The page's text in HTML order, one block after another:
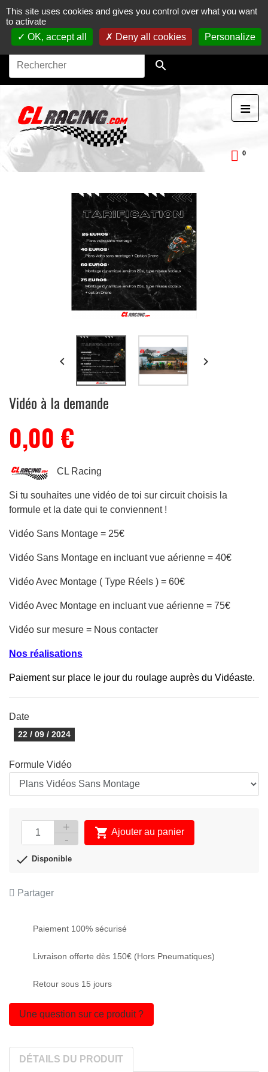
Journées, stages et baptêmes moto sur circuit.Vente en
ligne de pièces détachées moto.
préparation moto

≡
0
 
Vidéo à la demande
0,00 €
CL Racing
Si tu souhaites une vidéo de toi sur circuit choisis la
formule et la date qui te conviennent !
Vidéo Sans Montage = 25€
Vidéo Sans Montage en incluant vue aérienne = 40€
Vidéo Avec Montage ( Type Réels ) = 60€
Vidéo Avec Montage en incluant vue aérienne = 75€
Vidéo sur mesure = Nous contacter
Nos réalisations
Paiement sur place le jour du roulage auprès du Vidéaste.
Date
22 / 09 / 2024
Formule Vidéo
 Ajouter au panier
 Disponible
Partager
Paiement 100% sécurisé
Livraison offerte dès 150€ (Hors Pneumatiques)
Retour sous 15 jours
Une question sur ce produit ?
DÉTAILS DU PRODUIT
 APERÇU RAPIDE
This site uses cookies and gives you control over what you want
to activate
OK, accept all
Deny all cookies Personalize